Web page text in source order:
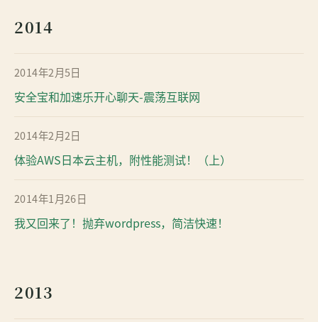
2014
2014年2月5日
安全宝和加速乐开心聊天-震荡互联网
2014年2月2日
体验AWS日本云主机，附性能测试！（上）
2014年1月26日
我又回来了！抛弃wordpress，简洁快速！
2013